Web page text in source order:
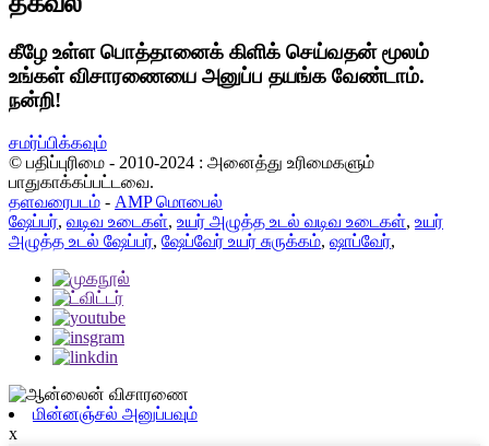
கீழே உள்ள பொத்தானைக் கிளிக் செய்வதன் மூலம்
உங்கள் விசாரணையை அனுப்ப தயங்க வேண்டாம்.
நன்றி!
சமர்ப்பிக்கவும்
© பதிப்புரிமை - 2010-2024 : அனைத்து உரிமைகளும்
பாதுகாக்கப்பட்டவை.
தளவரைபடம் - AMP மொபைல்
ஷேப்பர், வடிவ உடைகள், உயர் அழுத்த உடல் வடிவ உடைகள், உயர்
அழுத்த உடல் ஷேப்பர், ஷேப்வேர் உயர் சுருக்கம், ஷாப்வேர்,
மின்னஞ்சல் அனுப்பவும்
x